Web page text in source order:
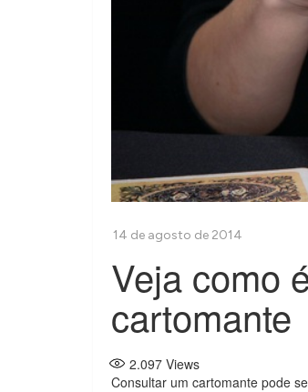
Veja como
cartomante
2.097 Views
Consultar um cartomante pode